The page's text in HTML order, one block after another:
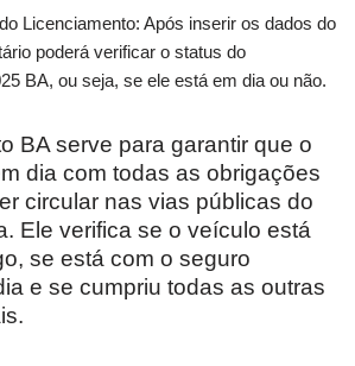
Licenciamento: Após inserir os dados do
poderá verificar o status do
BA, ou seja, se ele está em dia ou não.
BA serve para garantir que o
dia com todas as obrigações
circular nas vias públicas do
Ele verifica se o veículo está
se está com o seguro
e se cumpriu todas as outras